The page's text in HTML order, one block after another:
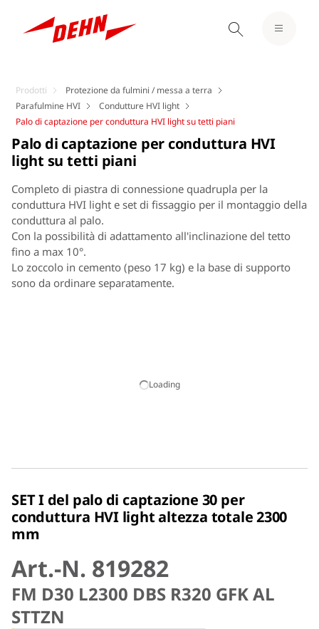
Prodotti
Protezione da fulmini / messa a terra
Parafulmine HVI
Condutture HVI light
Palo di captazione per conduttura HVI light su tetti piani
Loading
Palo di captazione per conduttura HVI
light su tetti piani
Completo di piastra di connessione quadrupla per la
conduttura HVI light e set di fissaggio per il montaggio della
conduttura al palo.
Con la possibilità di adattamento all'inclinazione del tetto
fino a max 10°.
Lo zoccolo in cemento (peso 17 kg) e la base di supporto
sono da ordinare separatamente.
SET I del palo di captazione 30 per
conduttura HVI light altezza totale 2300
mm
Art.-N. 819282
FM D30 L2300 DBS R320 GFK AL
STTZN